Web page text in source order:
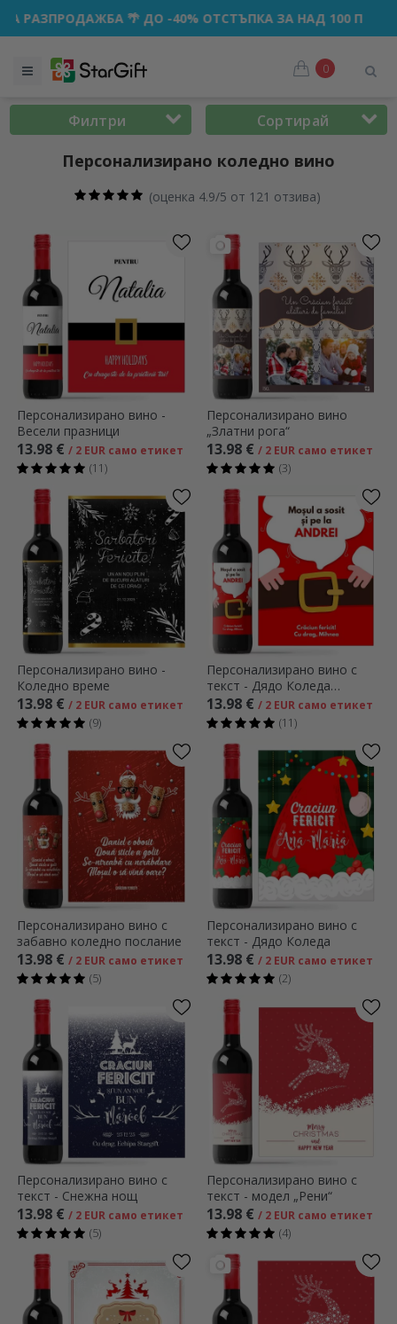
ДО -40% ОТСТЪПКА ЗА НАД 100 ПЕРСОНАЛИЗИРАНИ
0
Филтри Сортирай
Персонализирано коледно вино
(оценка 4.9/5 от 121 отзива)
Персонализирано вино -
Весели празници
13.98 € / 2 EUR само етикет
(11)
Персонализирано вино
„Златни рога“
13.98 € / 2 EUR само етикет
(3)
Персонализирано вино -
Коледно време
13.98 € / 2 EUR само етикет
(9)
Персонализирано вино с
текст - Дядо Коледа
пристигна
13.98 € / 2 EUR само етикет
(11)
Персонализирано вино с
забавно коледно послание
13.98 € / 2 EUR само етикет
(5)
Персонализирано вино с
текст - Дядо Коледа
13.98 € / 2 EUR само етикет
(2)
Персонализирано вино с
текст - Снежна нощ
13.98 € / 2 EUR само етикет
(5)
Персонализирано вино с
текст - модел „Рени“
13.98 € / 2 EUR само етикет
(4)